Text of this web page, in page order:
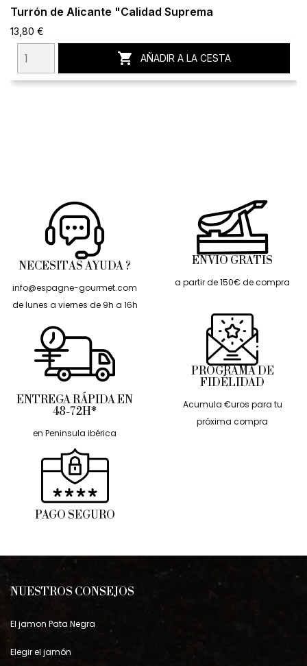
Turrón de Alicante "Calidad Suprema
13,80 €
 AÑADIR A LA CESTA
NECESITAS AYUDA ?
info@espagne-gourmet.com
de lunes a viernes de 9h a 16h
ENVÍO GRATIS
a partir de 150€ de compra
ENTREGA RÁPIDA EN
48-72H*
en Peninsula ibérica
PROGRAMA DE
FIDÉLIDAD
Acumula €uros para tu
próxima compra
PAGO SEGURO
NUESTROS CONSEJOS
El jamon Pata Negra
Elegir el jamón